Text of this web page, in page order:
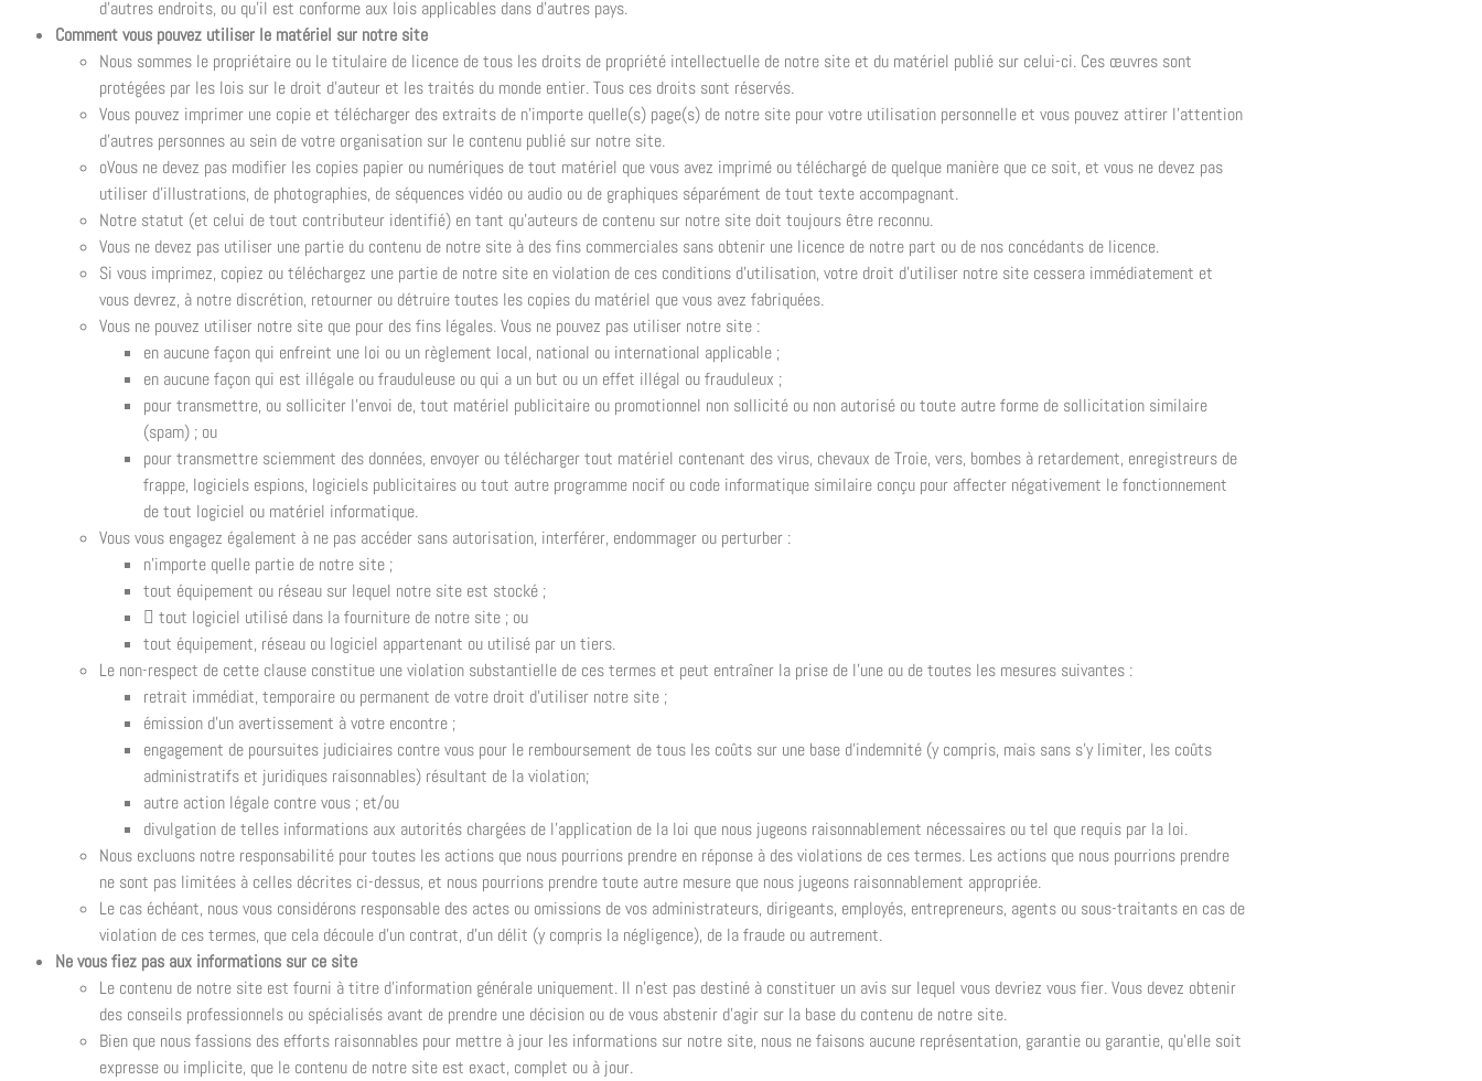
d’autres endroits, ou qu’il est conforme aux lois applicables dans d’autres pays.
Comment vous pouvez utiliser le matériel sur notre site
Nous sommes le propriétaire ou le titulaire de licence de tous les droits de propriété intellectuelle de notre site et du matériel publié sur celui-ci. Ces œuvres sont
protégées par les lois sur le droit d’auteur et les traités du monde entier. Tous ces droits sont réservés.
Vous pouvez imprimer une copie et télécharger des extraits de n’importe quelle(s) page(s) de notre site pour votre utilisation personnelle et vous pouvez attirer l’attention
d’autres personnes au sein de votre organisation sur le contenu publié sur notre site.
oVous ne devez pas modifier les copies papier ou numériques de tout matériel que vous avez imprimé ou téléchargé de quelque manière que ce soit, et vous ne devez pas
utiliser d’illustrations, de photographies, de séquences vidéo ou audio ou de graphiques séparément de tout texte accompagnant.
Notre statut (et celui de tout contributeur identifié) en tant qu’auteurs de contenu sur notre site doit toujours être reconnu.
Vous ne devez pas utiliser une partie du contenu de notre site à des fins commerciales sans obtenir une licence de notre part ou de nos concédants de licence.
Si vous imprimez, copiez ou téléchargez une partie de notre site en violation de ces conditions d’utilisation, votre droit d’utiliser notre site cessera immédiatement et
vous devrez, à notre discrétion, retourner ou détruire toutes les copies du matériel que vous avez fabriquées.
Vous ne pouvez utiliser notre site que pour des fins légales. Vous ne pouvez pas utiliser notre site :
en aucune façon qui enfreint une loi ou un règlement local, national ou international applicable ;
en aucune façon qui est illégale ou frauduleuse ou qui a un but ou un effet illégal ou frauduleux ;
pour transmettre, ou solliciter l’envoi de, tout matériel publicitaire ou promotionnel non sollicité ou non autorisé ou toute autre forme de sollicitation similaire
(spam) ; ou
pour transmettre sciemment des données, envoyer ou télécharger tout matériel contenant des virus, chevaux de Troie, vers, bombes à retardement, enregistreurs de
frappe, logiciels espions, logiciels publicitaires ou tout autre programme nocif ou code informatique similaire conçu pour affecter négativement le fonctionnement
de tout logiciel ou matériel informatique.
Vous vous engagez également à ne pas accéder sans autorisation, interférer, endommager ou perturber :
n’importe quelle partie de notre site ;
tout équipement ou réseau sur lequel notre site est stocké ;
 tout logiciel utilisé dans la fourniture de notre site ; ou
tout équipement, réseau ou logiciel appartenant ou utilisé par un tiers.
Le non-respect de cette clause constitue une violation substantielle de ces termes et peut entraîner la prise de l’une ou de toutes les mesures suivantes :
retrait immédiat, temporaire ou permanent de votre droit d’utiliser notre site ;
émission d’un avertissement à votre encontre ;
engagement de poursuites judiciaires contre vous pour le remboursement de tous les coûts sur une base d’indemnité (y compris, mais sans s’y limiter, les coûts
administratifs et juridiques raisonnables) résultant de la violation;
autre action légale contre vous ; et/ou
divulgation de telles informations aux autorités chargées de l’application de la loi que nous jugeons raisonnablement nécessaires ou tel que requis par la loi.
Nous excluons notre responsabilité pour toutes les actions que nous pourrions prendre en réponse à des violations de ces termes. Les actions que nous pourrions prendre
ne sont pas limitées à celles décrites ci-dessus, et nous pourrions prendre toute autre mesure que nous jugeons raisonnablement appropriée.
Le cas échéant, nous vous considérons responsable des actes ou omissions de vos administrateurs, dirigeants, employés, entrepreneurs, agents ou sous-traitants en cas de
violation de ces termes, que cela découle d’un contrat, d’un délit (y compris la négligence), de la fraude ou autrement.
Ne vous fiez pas aux informations sur ce site
Le contenu de notre site est fourni à titre d’information générale uniquement. Il n’est pas destiné à constituer un avis sur lequel vous devriez vous fier. Vous devez obtenir
des conseils professionnels ou spécialisés avant de prendre une décision ou de vous abstenir d’agir sur la base du contenu de notre site.
Bien que nous fassions des efforts raisonnables pour mettre à jour les informations sur notre site, nous ne faisons aucune représentation, garantie ou garantie, qu’elle soit
expresse ou implicite, que le contenu de notre site est exact, complet ou à jour.